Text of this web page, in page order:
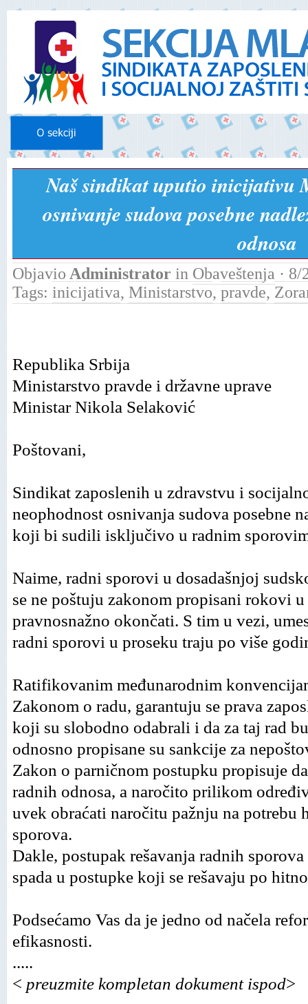
Naš sindikat uputio inicijativu
osnivanje sudova posebne
odnosa
Objavio Administrator in Obaveštenja ·
Tags: inicijativa, Ministarstvo, pravde,
Republika Srbija
Ministarstvo pravde i državne uprave
Ministar Nikola Selaković
Poštovani,
Sindikat zaposlenih u zdravstvu i
neophodnost osnivanja sudova posebne
koji bi sudili isključivo u radnim
Naime, radni sporovi u dosadašnjoj
se ne poštuju zakonom propisani rokovi
pravnosnažno okončati. S tim u vezi,
radni sporovi u proseku traju po više
Ratifikovanim međunarodnim
Zakonom o radu, garantuju se prava
koji su slobodno odabrali i da za taj rad
odnosno propisane su sankcije za
Zakon o parničnom postupku propisuje
radnih odnosa, a naročito prilikom
uvek obraćati naročitu pažnju na potrebu
sporova.
Dakle, postupak rešavanja radnih
spada u postupke koji se rešavaju po
Podsećamo Vas da je jedno od načela
efikasnosti.
.....
< preuzmite kompletan dokument ispod>